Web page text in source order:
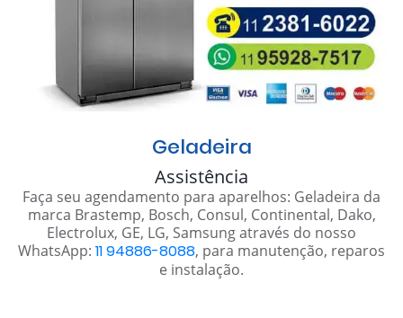
Geladeira
Assistência
Faça seu agendamento para aparelhos: Geladeira da
marca Brastemp, Bosch, Consul, Continental, Dako,
Electrolux, GE, LG, Samsung através do nosso
WhatsApp: 11 94886-8088, para manutenção, reparos
e instalação.